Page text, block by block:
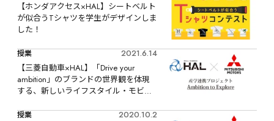
【ホンダアクセス×HAL】シートベルト
が似合うTシャツを学生がデザインしま
した！
授業
2021.6.14
【三菱自動車×HAL】「Drive your
ambition」のブランドの世界観を体現
する、新しいライフスタイル・モビリ
ます
授業
2020.10.2